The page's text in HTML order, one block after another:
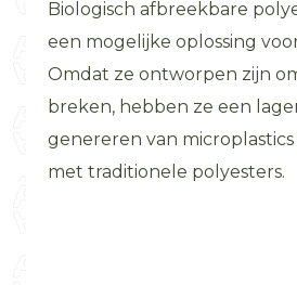
Biologisch afbreekbare
een mogelijke oplossing
Omdat ze ontworpen zijn
breken, hebben ze een
genereren van
met traditionele polyesters.